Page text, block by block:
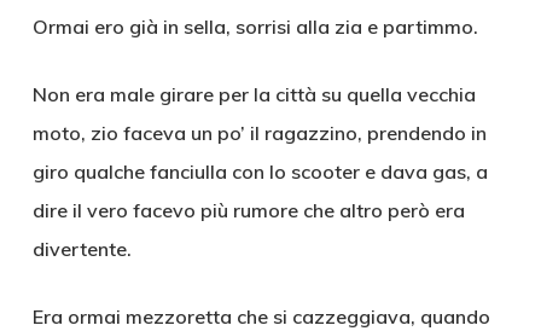
Ormai ero già in sella, sorrisi alla zia e partimmo.
Non era male girare per la città su quella vecchia
moto, zio faceva un po’ il ragazzino, prendendo in
giro qualche fanciulla con lo scooter e dava gas, a
dire il vero facevo più rumore che altro però era
divertente.
Era ormai mezzoretta che si cazzeggiava, quando